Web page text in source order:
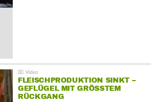
FLEISCHPRODUKTION SINKT –
GEFLÜGEL MIT GRÖSSTEM R
ÜCKGANG